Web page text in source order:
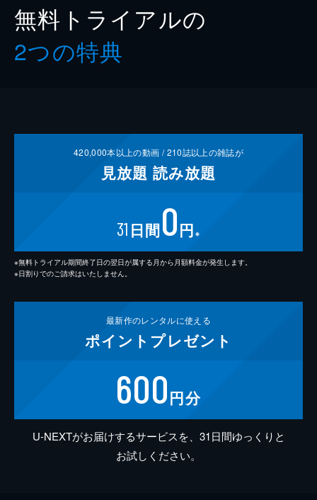
無料トライアルの
2つの特典
420,000本以上の動画 /210誌以上の雑誌が
見放題 読み放題
31 日間0円 ※
※無料トライアル期間終了日の翌日が属する月から月額料金が発生します。
※日割りでのご請求はいたしません。
最新作のレンタルに使える
ポイント プレゼント
600円分
U-NEXTがお届けするサービスを、31日間ゆっくりと
お試しください。